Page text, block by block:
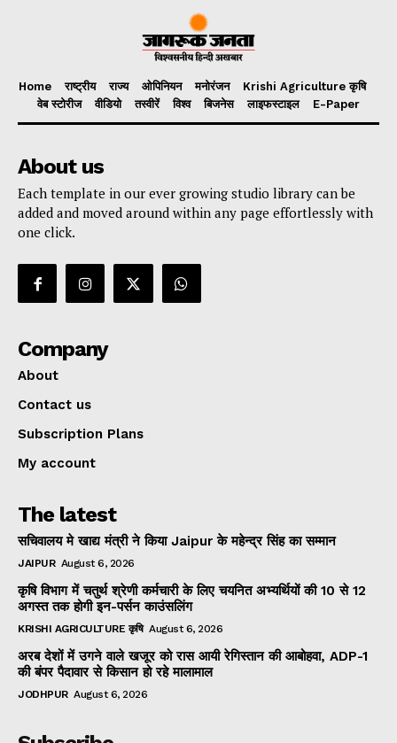
Home राष्ट्रीय राज्य ओपिनियन मनोरंजन
Krishi Agriculture कृषि
वेब स्टोरीज
वीडियो तस्वीरें विश्व बिजनेस लाइफस्टाइल E-Paper
About us
Each template in our ever growing studio library can be
added and moved around within any page effortlessly with
one click.
Company
About
Contact us
Subscription Plans
My account
The latest
सचिवालय मे खाद्य मंत्री ने किया Jaipur के महेन्द्र सिंह का सम्मान
JAIPUR August 6, 2026
कृषि विभाग में चतुर्थ श्रेणी कर्मचारी के लिए चयनित अभ्यर्थियों की 10 से 12
अगस्त तक होगी इन-पर्सन काउंसलिंग
KRISHI AGRICULTURE कृषि August 6, 2026
अरब देशों में उगने वाले खजूर को रास आयी रेगिस्तान की आबोहवा, ADP-1
की बंपर पैदावार से किसान हो रहे मालामाल
JODHPUR August 6, 2026